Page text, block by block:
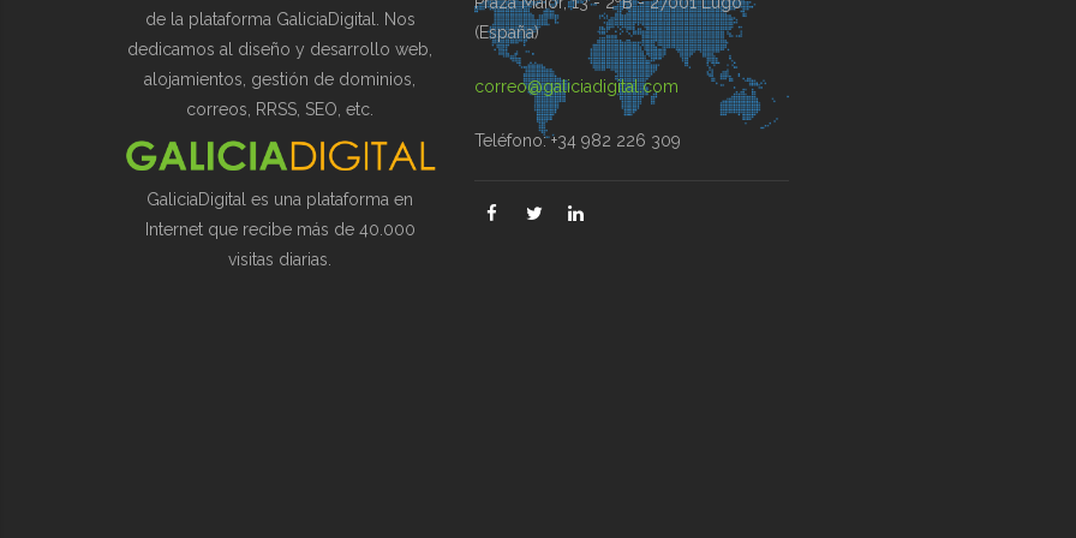
de la plataforma GaliciaDigital. Nos
dedicamos al diseño y desarrollo web,
alojamientos, gestión de dominios,
correos, RRSS, SEO, etc.
GaliciaDigital es una plataforma en
Internet que recibe más de 40.000
visitas diarias.
(España)
correo@galiciadigital.com
Teléfono: +34 982 226 309